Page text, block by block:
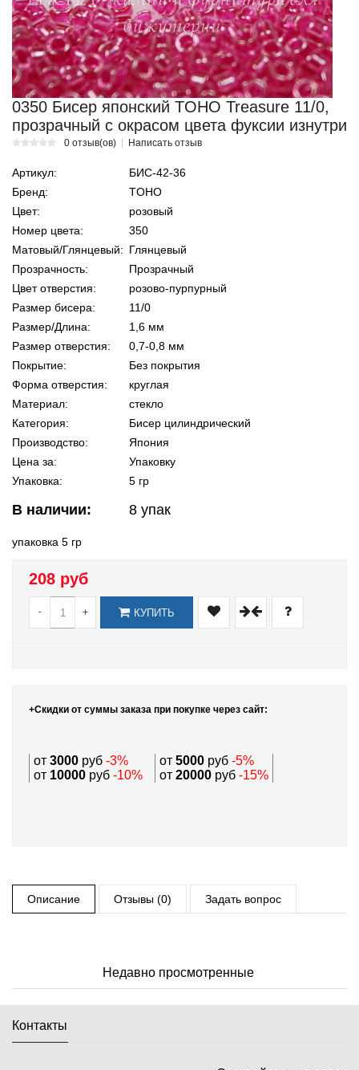
0350 Бисер японский TOHO Treasure 11/0,
прозрачный с окрасом цвета фуксии изнутри
0 отзыв(ов) Написать отзыв
Артикул:
БИС-42-36
Бренд:
TOHO
Цвет:
розовый
Номер цвета:
350
Матовый/Глянцевый: Глянцевый
Прозрачность:
Прозрачный
Цвет отверстия:
розово-пурпурный
Размер бисера:
11/0
Размер/Длина:
1,6 мм
Размер отверстия:
0,7-0,8 мм
Покрытие:
Без покрытия
Форма отверстия:
круглая
Материал:
стекло
Категория:
Бисер цилиндрический
Производство:
Япония
Цена за:
Упаковку
Упаковка:
5 гр
В наличии: 8 упак
упаковка 5 гр
208 руб
- + КУПИТЬ
+Скидки от суммы заказа при покупке через сайт:
от 3000 руб -3% от 5000 руб -5%
от 10000 руб -10% от 20000 руб -15%
Описание Отзывы (0) Задать вопрос
Недавно просмотренные
Контакты